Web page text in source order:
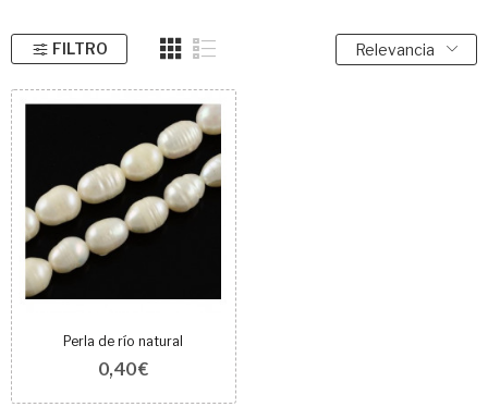
FILTRO Relevancia
Perla de río natural
0,40 €